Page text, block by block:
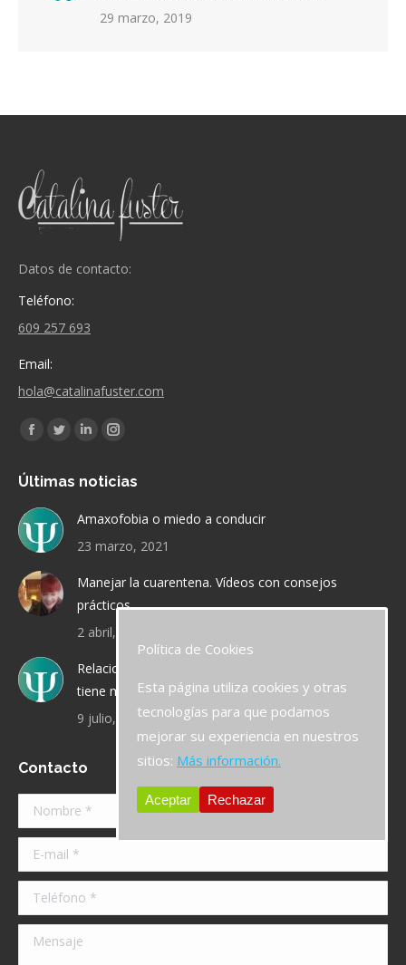
29 marzo, 2019
Datos de contacto:
Teléfono:
609 257 693
Email:
hola@catalinafuster.com
Encuéntranos en:
Facebook
opens
in
new
window
Twitter
opens
in
new
window
Linkedin
opens
window
Instagram
opens
in
window
Últimas noticias
Amaxofobia o miedo a conducir
23 marzo, 2021
Manejar la cuarentena. Vídeos con consejos
prácticos
2 abril, 2020
Relaciones de pareja: ¿qué sucede cuando la chica
tiene más experiencia que el chico?
9 julio, 2019
Contacto
Nombre *
E-mail *
Teléfono *
Mensaje
Política de Cookies
Esta página utiliza cookies y otras
tecnologías para que podamos
mejorar su experiencia en nuestros
sitios: Más información.
Aceptar Rechazar